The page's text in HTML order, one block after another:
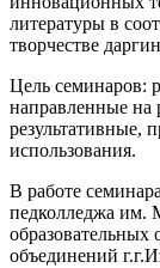
литературы в
творчестве
Цель семинаров:
направленные
результативные,
использования.
В работе
педколледжа им.
образовательных
объединений